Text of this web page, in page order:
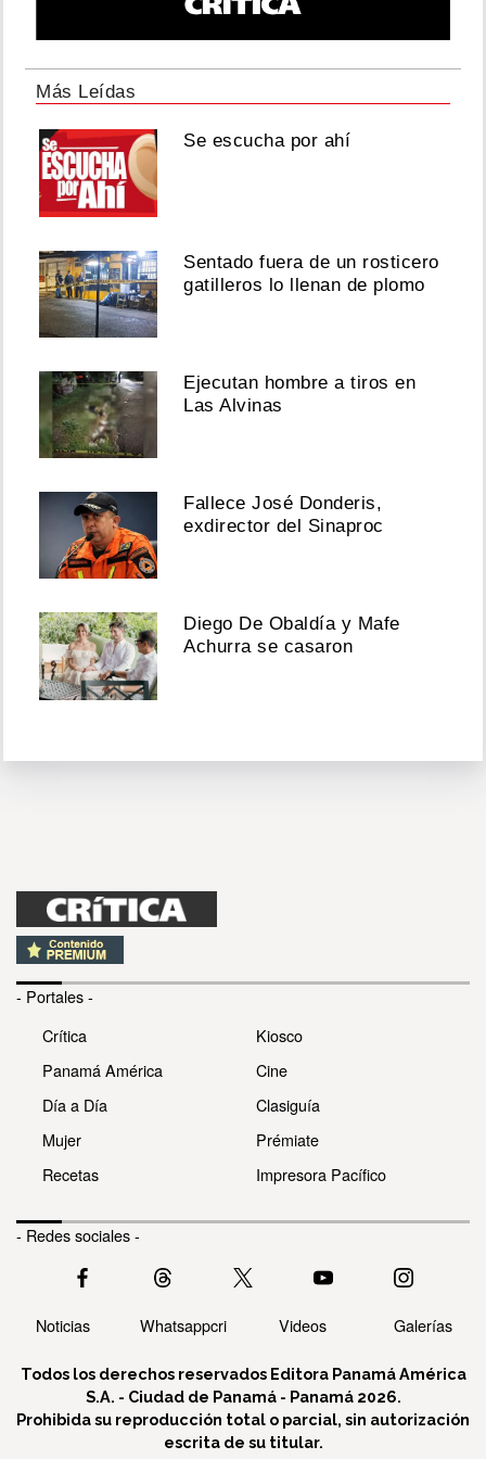
Más Leídas
Se escucha por ahí
Sentado fuera de un rosticero
gatilleros lo llenan de plomo
Ejecutan hombre a tiros en
Las Alvinas
Fallece José Donderis,
exdirector del Sinaproc
Diego De Obaldía y Mafe
Achurra se casaron
- Portales -
Crítica
Panamá América
Día a Día
Mujer
Recetas
Kiosco
Cine
Clasiguía
Prémiate
Impresora Pacífico
- Redes sociales -
Noticias Whatsappcri Videos Galerías
Todos los derechos reservados Editora Panamá América
S.A. - Ciudad de Panamá - Panamá 2026.
Prohibida su reproducción total o parcial, sin autorización
escrita de su titular.